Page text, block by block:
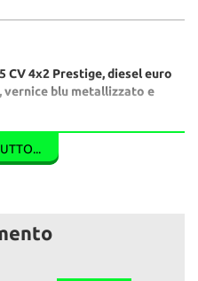
CV 4x2 Prestige, diesel euro
vernice blu metallizzato e
climatizzatore, sistema